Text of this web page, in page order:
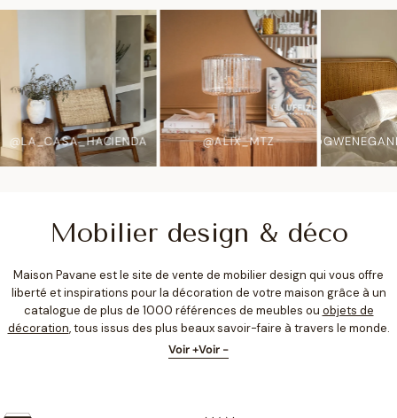
@LA_CASA_HACIENDA @ALIX_MTZ
Mobilier design & déco
Maison Pavane est le site de vente de mobilier design qui vous offre
liberté et inspirations pour la décoration de votre maison grâce à un
catalogue de plus de 1000 références de meubles ou objets de
décoration, tous issus des plus beaux savoir-faire à travers le monde.
Grâce à ce large choix riche et inspirant, vous pouvez meubler et
décorer votre intérieur en toute liberté en suivant vos coups de cœur !
Voir +Voir -